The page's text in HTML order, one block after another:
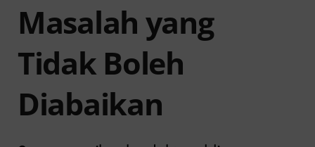
Masalah yang
Tidak Boleh
Diabaikan